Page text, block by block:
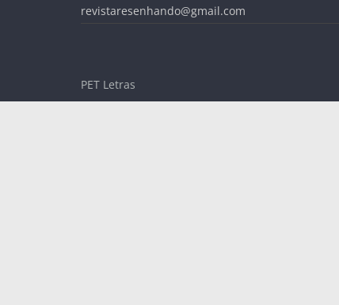
revistaresenhando@gmail.com
PET Letras